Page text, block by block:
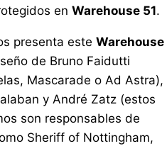
enWarehouse 51.
presenta esteWarehouse
de Bruno Faidutti
Mascarade o Ad Astra),
y André Zatz (estos
son responsables de
Sheriff of Nottingham,